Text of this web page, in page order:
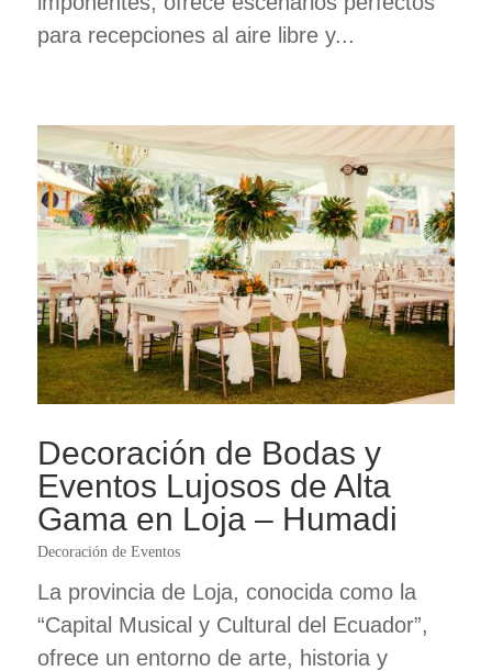
para recepciones al aire libre y...
Decoración de Bodas y
Eventos Lujosos de Alta
Gama en Loja – Humadi
Decoración de Eventos
La provincia de Loja, conocida como la
“Capital Musical y Cultural del Ecuador”,
ofrece un entorno de arte, historia y